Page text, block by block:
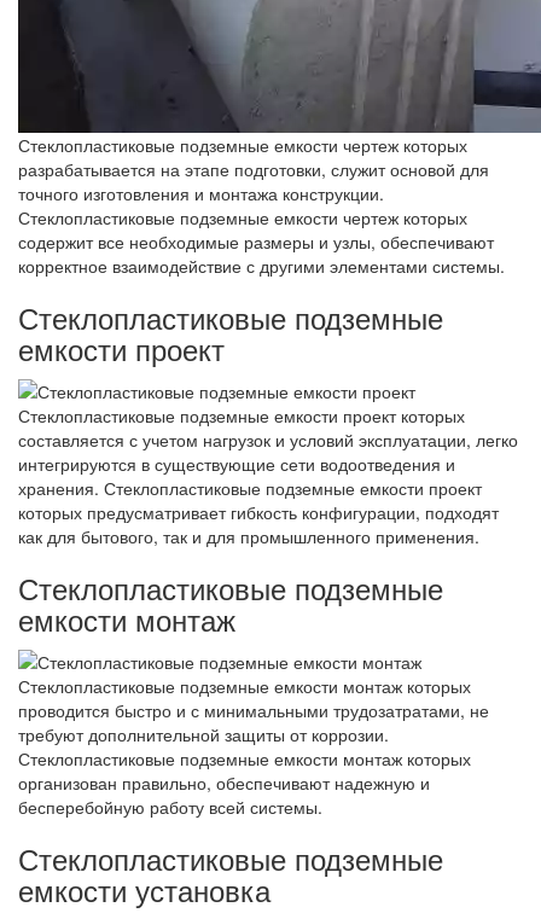
Стеклопластиковые подземные емкости чертеж которых
разрабатывается на этапе подготовки, служит основой для
точного изготовления и монтажа конструкции.
Стеклопластиковые подземные емкости чертеж которых
содержит все необходимые размеры и узлы, обеспечивают
корректное взаимодействие с другими элементами системы.
Стеклопластиковые подземные
емкости проект
Стеклопластиковые подземные емкости проект которых
составляется с учетом нагрузок и условий эксплуатации, легко
интегрируются в существующие сети водоотведения и
хранения. Стеклопластиковые подземные емкости проект
которых предусматривает гибкость конфигурации, подходят
как для бытового, так и для промышленного применения.
Стеклопластиковые подземные
емкости монтаж
Стеклопластиковые подземные емкости монтаж которых
проводится быстро и с минимальными трудозатратами, не
требуют дополнительной защиты от коррозии.
Стеклопластиковые подземные емкости монтаж которых
организован правильно, обеспечивают надежную и
бесперебойную работу всей системы.
Стеклопластиковые подземные
емкости установка